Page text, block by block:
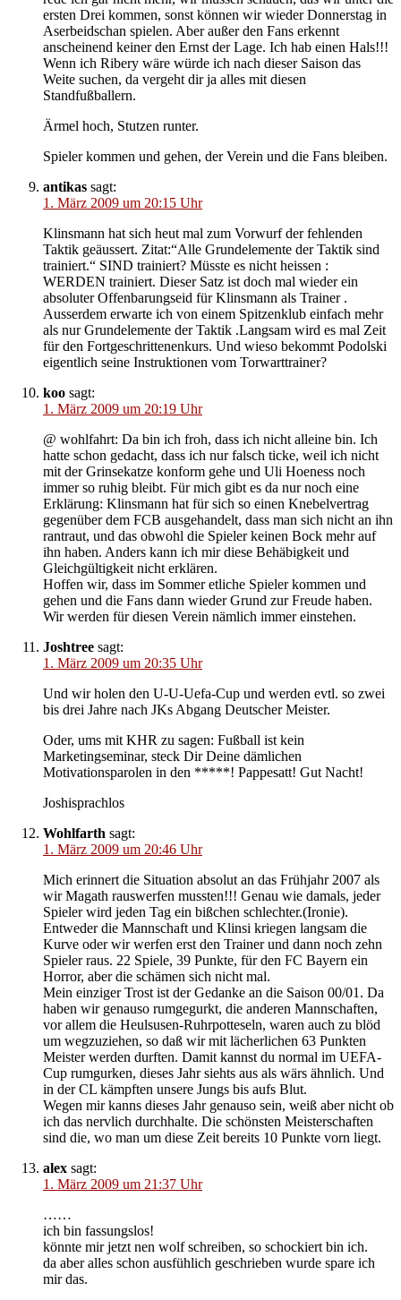
ersten Drei kommen, sonst können wir wieder Donnerstag in
Aserbeidschan spielen. Aber außer den Fans erkennt
anscheinend keiner den Ernst der Lage. Ich hab einen Hals!!!
Wenn ich Ribery wäre würde ich nach dieser Saison das
Weite suchen, da vergeht dir ja alles mit diesen
Standfußballern.
Ärmel hoch, Stutzen runter.
Spieler kommen und gehen, der Verein und die Fans bleiben.
antikas sagt:
1. März 2009 um 20:15 Uhr
Klinsmann hat sich heut mal zum Vorwurf der fehlenden
Taktik geäussert. Zitat:“Alle Grundelemente der Taktik sind
trainiert.“ SIND trainiert? Müsste es nicht heissen :
WERDEN trainiert. Dieser Satz ist doch mal wieder ein
absoluter Offenbarungseid für Klinsmann als Trainer .
Ausserdem erwarte ich von einem Spitzenklub einfach mehr
als nur Grundelemente der Taktik .Langsam wird es mal Zeit
für den Fortgeschrittenenkurs. Und wieso bekommt Podolski
eigentlich seine Instruktionen vom Torwarttrainer?
koo sagt:
1. März 2009 um 20:19 Uhr
@ wohlfahrt: Da bin ich froh, dass ich nicht alleine bin. Ich
hatte schon gedacht, dass ich nur falsch ticke, weil ich nicht
mit der Grinsekatze konform gehe und Uli Hoeness noch
immer so ruhig bleibt. Für mich gibt es da nur noch eine
Erklärung: Klinsmann hat für sich so einen Knebelvertrag
gegenüber dem FCB ausgehandelt, dass man sich nicht an ihn
rantraut, und das obwohl die Spieler keinen Bock mehr auf
ihn haben. Anders kann ich mir diese Behäbigkeit und
Gleichgültigkeit nicht erklären.
Hoffen wir, dass im Sommer etliche Spieler kommen und
gehen und die Fans dann wieder Grund zur Freude haben.
Wir werden für diesen Verein nämlich immer einstehen.
Joshtree sagt:
1. März 2009 um 20:35 Uhr
Und wir holen den U-U-Uefa-Cup und werden evtl. so zwei
bis drei Jahre nach JKs Abgang Deutscher Meister.
Oder, ums mit KHR zu sagen: Fußball ist kein
Marketingseminar, steck Dir Deine dämlichen
Motivationsparolen in den *****! Pappesatt! Gut Nacht!
Joshisprachlos
Wohlfarth sagt:
1. März 2009 um 20:46 Uhr
Mich erinnert die Situation absolut an das Frühjahr 2007 als
wir Magath rauswerfen mussten!!! Genau wie damals, jeder
Spieler wird jeden Tag ein bißchen schlechter.(Ironie).
Entweder die Mannschaft und Klinsi kriegen langsam die
Kurve oder wir werfen erst den Trainer und dann noch zehn
Spieler raus. 22 Spiele, 39 Punkte, für den FC Bayern ein
Horror, aber die schämen sich nicht mal.
Mein einziger Trost ist der Gedanke an die Saison 00/01. Da
haben wir genauso rumgegurkt, die anderen Mannschaften,
vor allem die Heulsusen-Ruhrpotteseln, waren auch zu blöd
um wegzuziehen, so daß wir mit lächerlichen 63 Punkten
Meister werden durften. Damit kannst du normal im UEFA-
Cup rumgurken, dieses Jahr siehts aus als wärs ähnlich. Und
in der CL kämpften unsere Jungs bis aufs Blut.
Wegen mir kanns dieses Jahr genauso sein, weiß aber nicht ob
ich das nervlich durchhalte. Die schönsten Meisterschaften
sind die, wo man um diese Zeit bereits 10 Punkte vorn liegt.
alex sagt:
1. März 2009 um 21:37 Uhr
……
ich bin fassungslos!
könnte mir jetzt nen wolf schreiben, so schockiert bin ich.
da aber alles schon ausfühlich geschrieben wurde spare ich
mir das.